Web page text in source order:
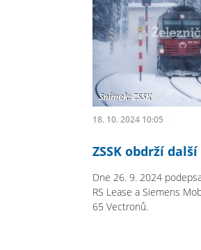
18. 10. 2024 10:05
ZSSK obdrží
Dne 26. 9. 2024
RS Lease a Siemens
65 Vectronů.